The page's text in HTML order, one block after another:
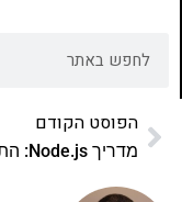
הפוסט הקודם